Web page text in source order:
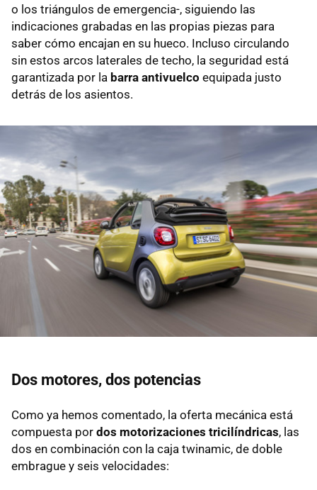
o los triángulos de emergencia-, siguiendo las
indicaciones grabadas en las propias piezas para
saber cómo encajan en su hueco. Incluso circulando
sin estos arcos laterales de techo, la seguridad está
garantizada por la barra antivuelco equipada justo
detrás de los asientos.
Dos motores, dos potencias
Como ya hemos comentado, la oferta mecánica está
compuesta por dos motorizaciones tricilíndricas, las
dos en combinación con la caja twinamic, de doble
embrague y seis velocidades: